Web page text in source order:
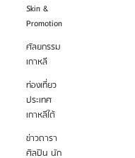
Skin &
Promotion
ศัลยกรรม
เกาหลี
ท่องเที่ยว
ประเทศ
เกาหลีใต้
ข่าวดารา
ศิลปิน นัก